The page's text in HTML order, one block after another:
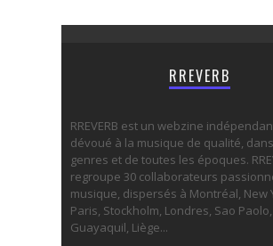
RREVERB
RREVERB est un webzine
dévoué à la musique de qualité,
genres et de toutes les époques.
regroupe 30 collaborateurs
musique, dispersés à Montréal, New
Paris, Stockholm, Londres, Sao Paolo,
Guayaquil, Liège...